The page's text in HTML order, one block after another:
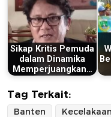
Sikap Kritis Pemuda
dalam Dinamika
Memperjuangkan…
Tag Terkait:
Banten